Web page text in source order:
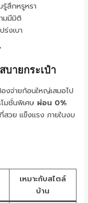
รู้สึกหรูหรา
มมีมิติ
ร่งเบา
บายกระเป๋า
องจ่ายก้อนใหญ่เสมอไป
มชั่นพิเศษ ผ่อน 0%
วย แข็งแรง ภายในงบ
เหมาะกับสไตล์
บ้าน